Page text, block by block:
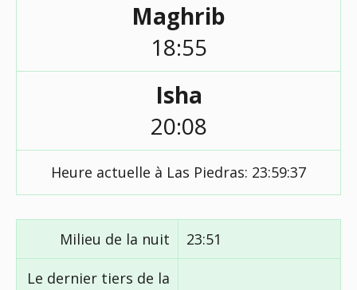
Maghrib
18:55
Isha
20:08
Heure actuelle à Las Piedras: 23:59:38
Milieu de la nuit 23:51
Le dernier tiers de la